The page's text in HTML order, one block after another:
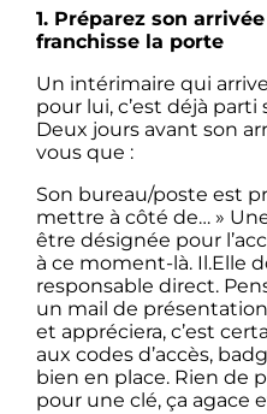
1. Préparez son
franchisse la porte
Un intérimaire qui
pour lui, c’est déjà parti
Deux jours avant son
vous que :
Son bureau/poste est
mettre à côté de… »
être désignée pour
à ce moment-là. Il.Elle
responsable direct.
un mail de
et appréciera, c’est
aux codes d’accès,
bien en place. Rien de
pour une clé, ça agace